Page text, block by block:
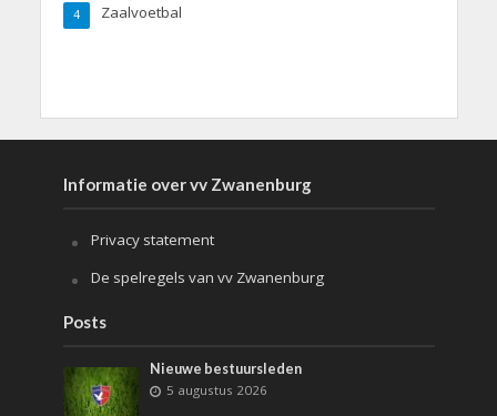
Zaalvoetbal
4
Informatie over vv Zwanenburg
Privacy statement
De spelregels van vv Zwanenburg
Posts
Nieuwe bestuursleden
5 augustus 2026